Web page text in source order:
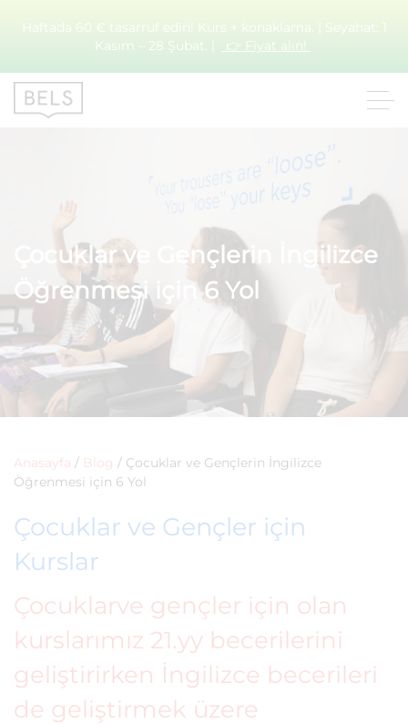
Haftada 60 € tasarruf edin! Kurs + konaklama. | Seyahat: 1
Kasım – 28 Şubat. |
👉 Fiyat alın!
Çocuklar ve Gençlerin İngilizce
Öğrenmesi için 6 Yol
Anasayfa / Blog / Çocuklar ve Gençlerin İngilizce
Öğrenmesi için 6 Yol
Çocuklar ve Gençler için
Kurslar
Çocuklarve gençler için olan
kurslarımız 21.yy becerilerini
geliştirirken İngilizce becerileri
de geliştirmek üzere